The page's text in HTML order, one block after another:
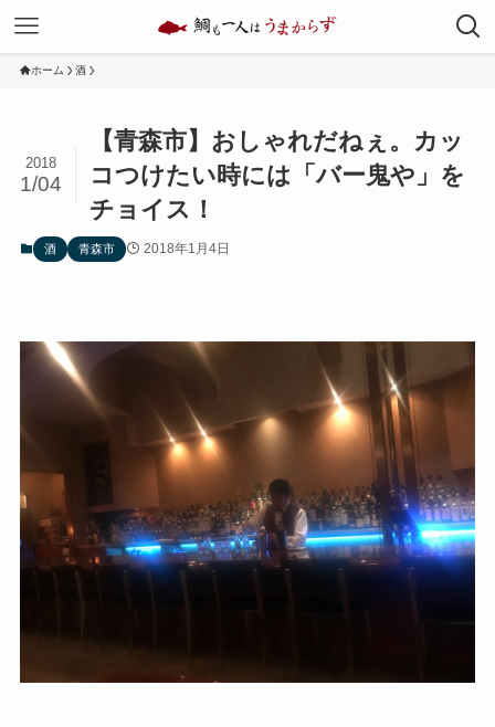
ホーム 酒
【青森市】おしゃれだねぇ。カッ
コつけたい時には「バー鬼や」を
チョイス！
2018
1/04
酒 青森市 2018年1月4日